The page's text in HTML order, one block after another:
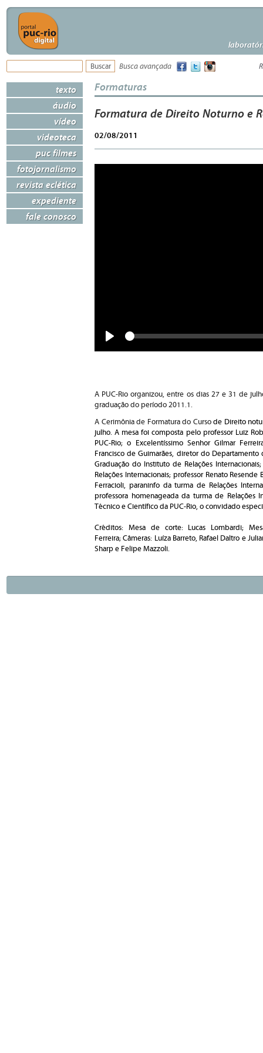
Busca avançada
texto
áudio
vídeo
videoteca
puc filmes
fotojornalismo
revista eclética
expediente
fale conosco
Formaturas
Formatura de Direito Noturno e
02/08/2011
Seek
A PUC-Rio organizou, entre os dias 27 e 31 de
graduação do período 2011.1.
A Cerimônia de Formatura do Cursode Direito
julho. A mesa foi composta pelo professor Luiz
PUC-Rio; o Excelentíssimo Senhor Gilmar
Francisco de Guimarães, diretor do
Graduação do Instituto de Relações
Relações Internacionais; professor Renato
Ferracioli, paraninfo da turma de Relações
professora homenageada da turma de Relações
Técnico e Científico da PUC-Rio, o convidado
Créditos: Mesa de corte: Lucas Lombardi;
Ferreira; Câmeras: Luíza Barreto, Rafael Daltro e
Sharp e Felipe Mazzoli.